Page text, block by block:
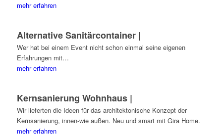
mehr erfahren
Alternative Sanitärcontainer |
Wer hat bei einem Event nicht schon einmal seine eigenen
Erfahrungen mit…
mehr erfahren
Kernsanierung Wohnhaus |
Wir lieferten die Ideen für das archi­tek­tonische Konzept der
Kernsanierung, innen-wie außen. Neu und smart mit Gira Home.
mehr erfahren